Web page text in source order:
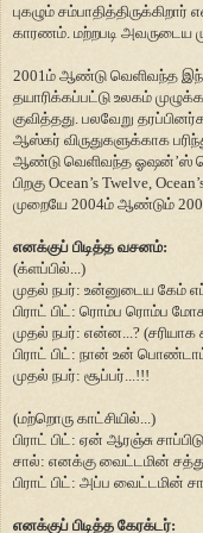
புகழும்
காரணம். மற்றபடி அவருடைய
2001ம் ஆண்டு வெளிவந்த
தயாரிக்கப்பட்டு உலகம்
குவித்தது. பலவேறு
ஆஸ்கர் விருதுகளுக்காக
ஆண்டு வெளிவந்த ஓஷன்’ஸ்
பிறகு Ocean’s Twelve,
முறையே 2004ம் ஆண்டும்
எனக்குப் பிடித்த வசனம்:
(க்ளப்பில்...)
முதல் நபர்: உன்னுடைய கேம்
பிராட் பிட்: ரொம்ப ரொம்ப
முதல் நபர்: என்ன...? (சரியாக
பிராட் பிட்: நான் உன்
முதல் நபர்: சூப்பர்...!!!
(மற்றொரு காட்சியில்...)
பிராட் பிட்: ஏன் ஆரஞ்சு
சால்: எனக்கு வைட்டமின்
பிராட் பிட்: அப்ப வைட்டமின்
எனக்குப் பிடித்த கேரக்டர்: